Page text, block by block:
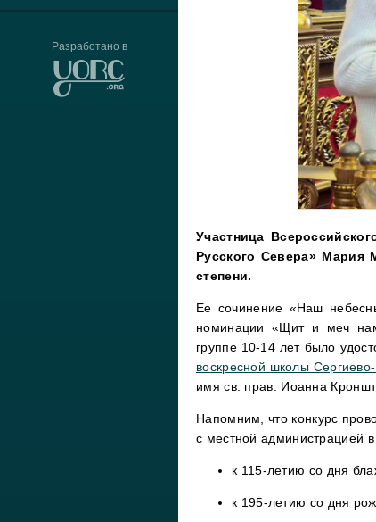
Разработано в
Участница
Русского Севера» Мария
степени.
Ее сочинение «Наш
номинации «Щит и меч нам
группе 10-14 лет было
воскресной школы
имя св. прав. Иоанна
Напомним, что конкурс
с местной администрацией
к 115-летию со дня
к 195-летию со дня